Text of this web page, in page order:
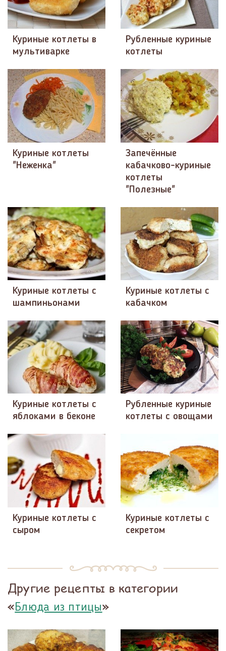
Куриные котлеты в
мультиварке
Рубленные куриные
котлеты
Куриные котлеты
"Неженка"
Запечённые
кабачково-куриные
котлеты
"Полезные"
Куриные котлеты с
шампиньонами
Куриные котлеты с
кабачком
Куриные котлеты с
яблоками в беконе
Рубленные куриные
котлеты с овощами
Куриные котлеты с
сыром
Куриные котлеты с
секретом
Другие рецепты в категории
«Блюда из птицы»